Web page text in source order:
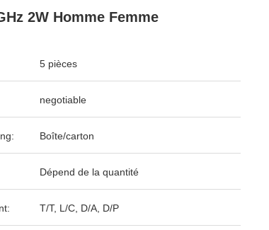
2W Homme Femme
5 pièces
negotiable
Boîte/carton
Dépend de la quantité
T/T, L/C, D/A, D/P